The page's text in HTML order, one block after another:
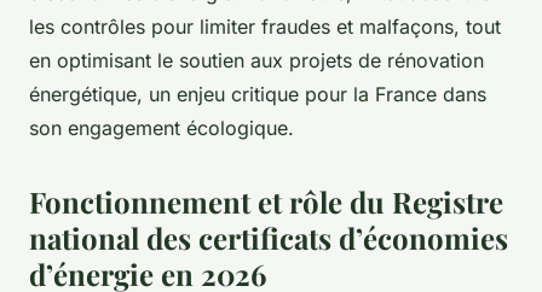
les contrôles pour limiter fraudes et malfaçons, tout
en optimisant le soutien aux projets de rénovation
énergétique, un enjeu critique pour la France dans
son engagement écologique.
Fonctionnement et rôle du Registre
national des certificats d’économies
d’énergie en 2026